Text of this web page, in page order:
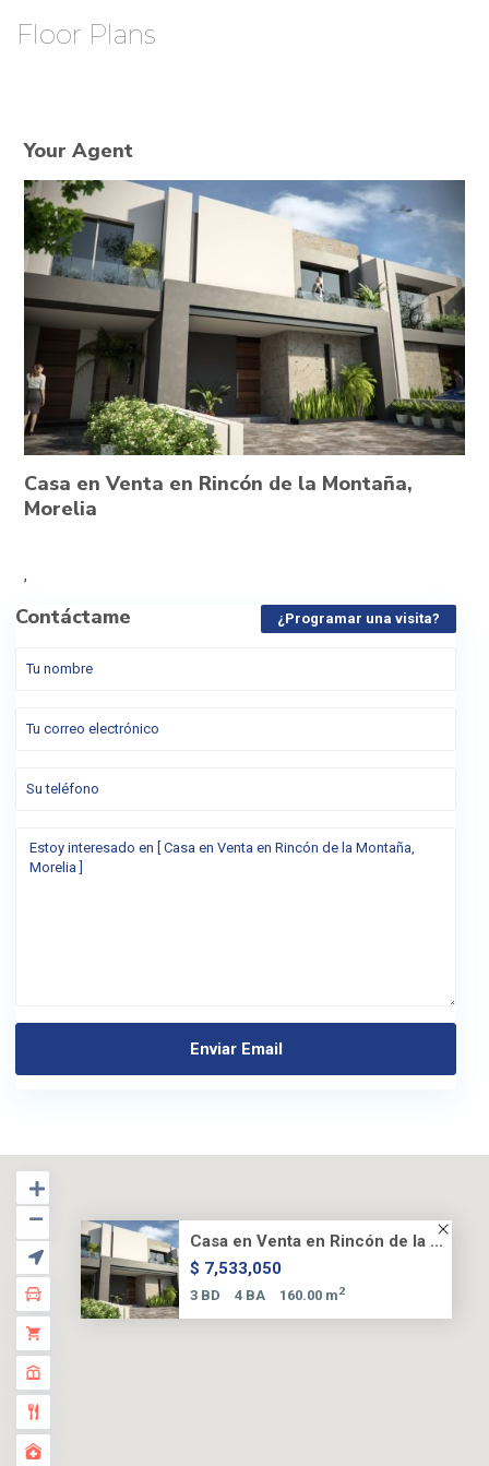
Floor Plans
Your Agent
Casa en Venta en Rincón de la Montaña,
Morelia
,
Contáctame ¿Programar una visita?
Casa en Venta en Rincón de la ...
$ 7,533,050
3 BD 4 BA 160.00 m2